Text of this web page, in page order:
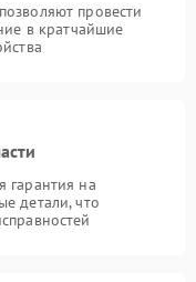
провести
в кратчайшие
гарантия на
детали, что